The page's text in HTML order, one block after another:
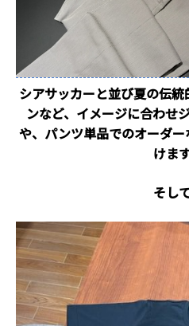
シアサッカーと並び夏の伝
ンなど、イメージに合わせ
や、パンツ単品でのオーダ
けます
そして